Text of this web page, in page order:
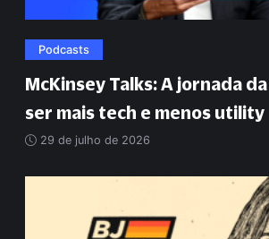
Podcasts
McKinsey Talks: A jornada
ser mais tech e menos utility
29 de julho de 2026